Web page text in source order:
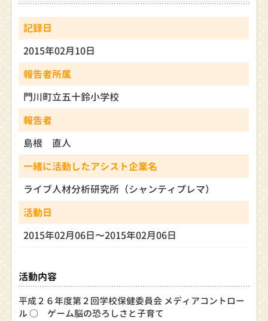
記録日
2015年02月10日
報告者所属
門川町立五十鈴小学校
報告者
島根 直人
一緒に活動したアシスト企業名
ライブ人材分析研究所（シャンティプレマ）
活動日
2015年02月06日〜2015年02月06日
活動内容
平成２６年度第２回学校保健委員会 メディアコントロー
ル ○ ゲーム脳の恐ろしさと子育て